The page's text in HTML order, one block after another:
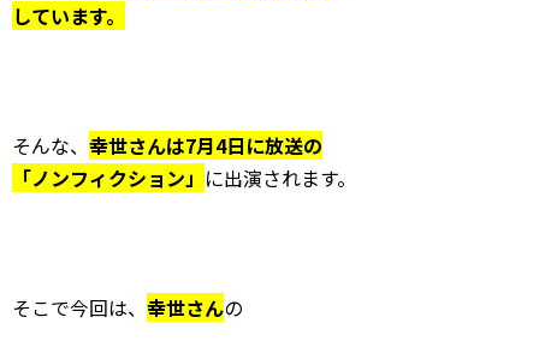
しています。
そんな、 幸世さんは7月4日に放送の
「ノンフィクション」 に出演されます。
そこで今回は、 幸世さんの